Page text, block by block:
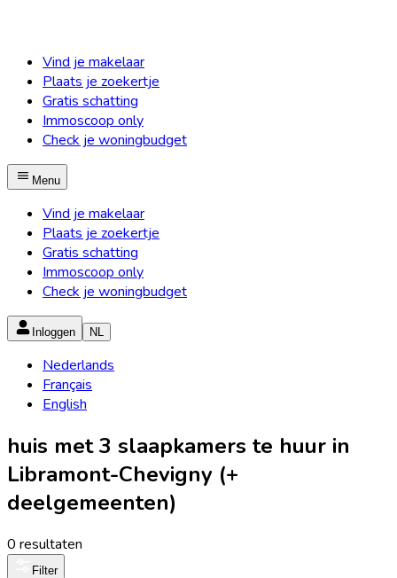
Vind je makelaar
Plaats je zoekertje
Gratis schatting
Immoscoop only
Check je woningbudget
Menu
Vind je makelaar
Plaats je zoekertje
Gratis schatting
Immoscoop only
Check je woningbudget
Inloggen NL
Nederlands
Français
English
huis met 3 slaapkamers te huur in
Libramont-Chevigny (+
deelgemeenten)
0 resultaten
Filter